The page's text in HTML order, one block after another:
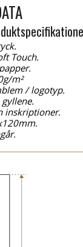
Touch.
m²
/ logotyp.
inskriptioner.